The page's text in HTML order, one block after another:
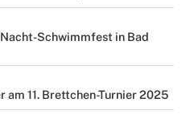
Schwimmfest in Bad
am 11. Brettchen-Turnier 2025